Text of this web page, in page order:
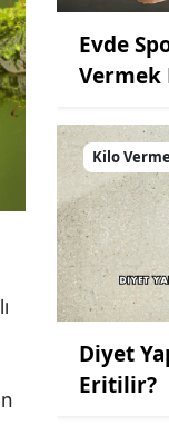
Evde
Vermek
Kilo Verme
Diyet
Eritilir?